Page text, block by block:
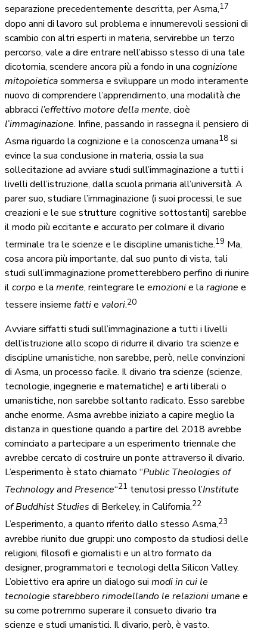
separazione precedentemente descritta, per Asma,17
dopo anni di lavoro sul problema e innumerevoli sessioni di
scambio con altri esperti in materia, servirebbe un terzo
percorso, vale a dire entrare nell’abisso stesso di una tale
dicotomia, scendere ancora più a fondo in una cognizione
mitopoieticasommersa e sviluppare un modo interamente
nuovo di comprendere l’apprendimento, una modalità che
abbracci l’effettivomotore della mente, cioè
l’immaginazione. Infine, passando in rassegna il pensiero di
Asma riguardo la cognizione e la conoscenza umana18 si
evince la sua conclusione in materia, ossia la sua
sollecitazione ad avviare studi sull’immaginazione a tutti i
livelli dell’istruzione, dalla scuola primaria all’università. A
parer suo, studiare l’immaginazione (i suoi processi, le sue
creazioni e le sue strutture cognitive sottostanti) sarebbe
il modo più eccitante e accurato per colmare il divario
terminale tra le scienze e le discipline umanistiche.19 Ma,
cosa ancora più importante, dal suo punto di vista, tali
studi sull’immaginazione prometterebbero perfino di riunire
ilcorpoe la mente, reintegrare le emozionie la ragione e
tessere insieme fattie valori.20
Avviare siffatti studi sull’immaginazione a tutti i livelli
dell’istruzione allo scopo di ridurre il divario tra scienze e
discipline umanistiche, non sarebbe, però, nelle convinzioni
di Asma, un processo facile. Il divario tra scienze (scienze,
tecnologie, ingegnerie e matematiche) e arti liberali o
umanistiche, non sarebbe soltanto radicato. Esso sarebbe
anche enorme. Asma avrebbe iniziato a capire meglio la
distanza in questione quando a partire del 2018 avrebbe
cominciato a partecipare a un esperimento triennale che
avrebbe cercato di costruire un ponte attraverso il divario.
L’esperimento è stato chiamato “Public Theologies of
Technology and Presence“21 tenutosi presso l’Institute
of Buddhist Studies di Berkeley, in California.22
L’esperimento, a quanto riferito dallo stesso Asma,23
avrebbe riunito due gruppi: uno composto da studiosi delle
religioni, filosofi e giornalisti e un altro formato da
designer, programmatori e tecnologi della Silicon Valley.
L’obiettivo era aprire un dialogo sui modi in cui le
tecnologie starebbero rimodellando le relazioni umane e
su come potremmo superare il consueto divario tra
scienze e studi umanistici. Il divario, però, è vasto.